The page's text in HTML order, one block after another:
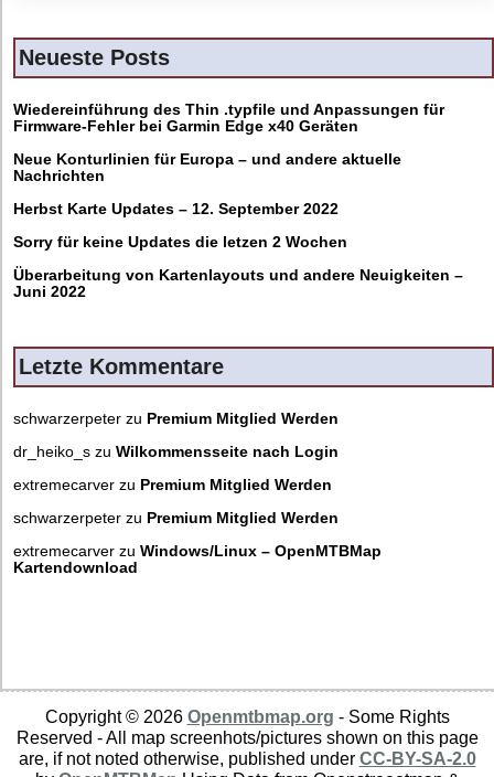
Neueste Posts
Wiedereinführung des Thin .typfile und Anpassungen für
Firmware-Fehler bei Garmin Edge x40 Geräten
Neue Konturlinien für Europa – und andere aktuelle
Nachrichten
Herbst Karte Updates – 12. September 2022
Sorry für keine Updates die letzen 2 Wochen
Überarbeitung von Kartenlayouts und andere Neuigkeiten –
Juni 2022
Letzte Kommentare
schwarzerpeter zu Premium Mitglied Werden
dr_heiko_s zu Wilkommensseite nach Login
extremecarver zu Premium Mitglied Werden
schwarzerpeter zu Premium Mitglied Werden
extremecarver zu Windows/Linux – OpenMTBMap
Kartendownload
Copyright © 2026 Openmtbmap.org - Some Rights
Reserved - All map screenhots/pictures shown on this page
are, if not noted otherwise, published under CC-BY-SA-2.0